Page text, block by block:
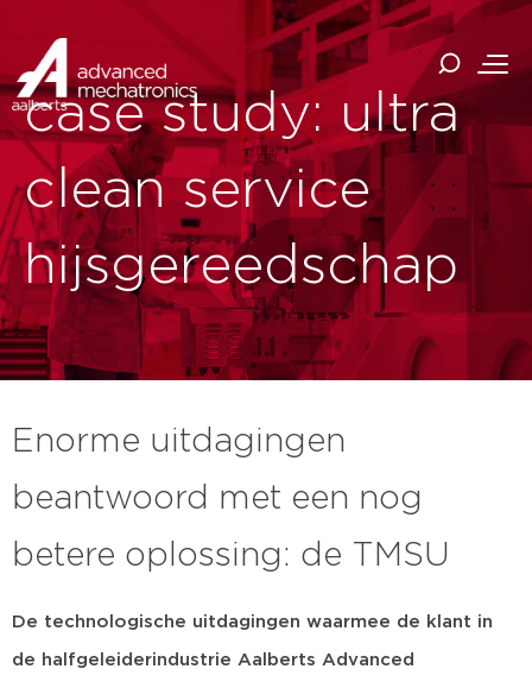
case study: ultra
clean service
hijsgereedschap
Enorme uitdagingen
beantwoord met een nog
betere oplossing: de TMSU
De technologische uitdagingen waarmee de klant in
de halfgeleiderindustrie Aalberts Advanced